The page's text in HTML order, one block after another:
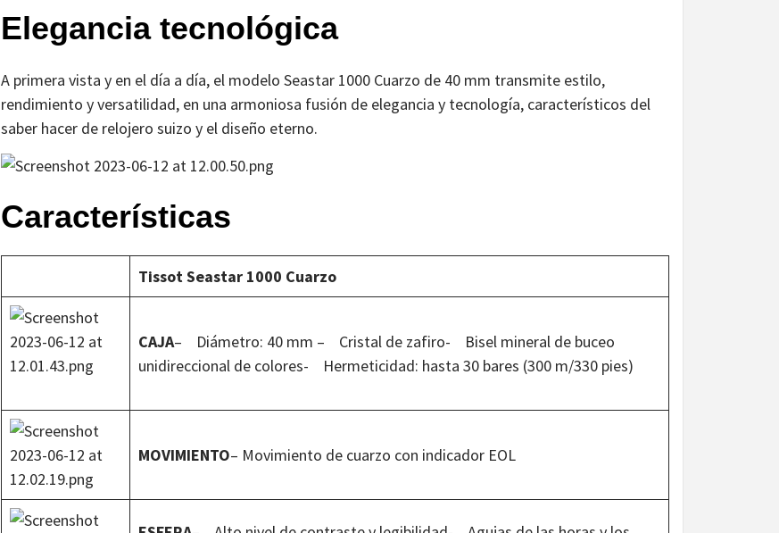
Elegancia tecnológica
A primera vista y en el día a día, el modelo Seastar 1000 Cuarzo de 40 mm transmite estilo,
rendimiento y versatilidad, en una armoniosa fusión de elegancia y tecnología, característicos del
saber hacer de relojero suizo y el diseño eterno.
Características
Tissot Seastar 1000 Cuarzo
CAJA– Diámetro: 40 mm – Cristal de zafiro- Bisel mineral de buceo
unidireccional de colores- Hermeticidad: hasta 30 bares (300 m/330 pies)
MOVIMIENTO– Movimiento de cuarzo con indicador EOL